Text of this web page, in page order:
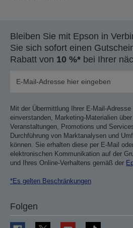
Bleiben Sie mit Epson in
Sie sich sofort einen
Rabatt von 10 %* bei Ihrer
Mit der Übermittlung Ihrer E-Mail-
einverstanden, Marketing-Materialien
Veranstaltungen, Promotions und
Durchführung von Marktanalysen und
können. Sie erhalten diese per E-Mail
elektronischen Kommunikation auf der
und Ihres Online-Verhaltens gemäß der
*Es gelten Beschränkungen
Folgen